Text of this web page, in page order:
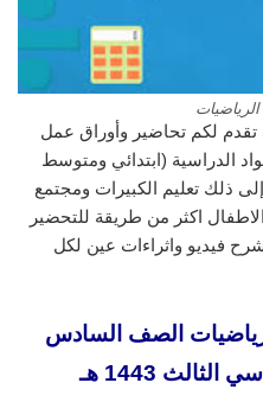
لكم تحاضير وأوراق عمل
الدراسية (ابتدائي ومتوسط
ذلك تعليم الكبيرات ومجتمع
اكثر من طريقة للتحضير
فيديو واثراءات عين لكل
الصف السادس
1443 هـ